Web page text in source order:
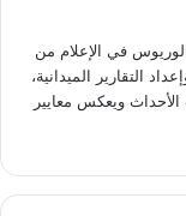
في الإعلام من
التقارير الميدانية،
ويعكس معايير